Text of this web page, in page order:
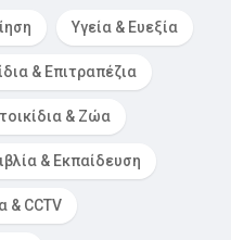
Υγεία & Ευεξία
& Επιτραπέζια
& Ζώα
& Εκπαίδευση
& CCTV